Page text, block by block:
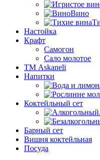
Вино
Настойка
Крафт
Самогон
Сало молотое
ТМ Askaneli
Напитки
Коктейльный сет
Барный сет
Вишня коктейльная
Посуда